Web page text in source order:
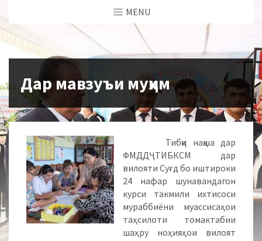
MENU
Дар мавзуъи муҳим
Тибқи нақша дар
ФМДДҶТИБКСМ дар
вилояти Суғд бо иштироки
24 нафар шунавандагон
курси такмили ихтисоси
мураббиёни муассисаҳои
таҳсилоти томактабии
шаҳру ноҳияҳои вилоят